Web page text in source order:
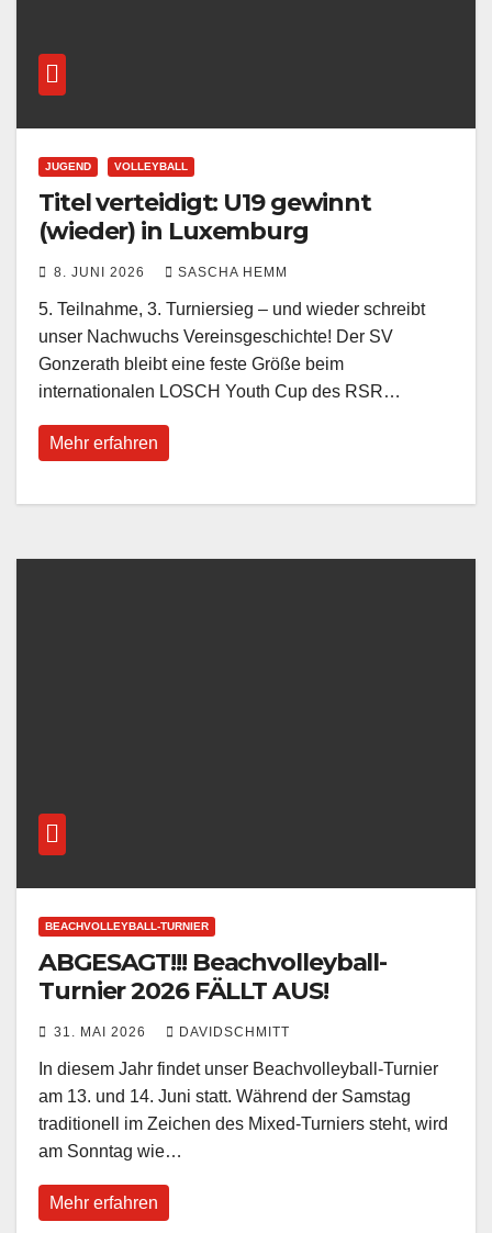
JUGEND VOLLEYBALL
Titel verteidigt: U19 gewinnt
(wieder) in Luxemburg
8. JUNI 2026 SASCHA HEMM
5. Teilnahme, 3. Turniersieg – und wieder schreibt
unser Nachwuchs Vereinsgeschichte! Der SV
Gonzerath bleibt eine feste Größe beim
internationalen LOSCH Youth Cup des RSR…
Mehr erfahren
BEACHVOLLEYBALL-TURNIER
ABGESAGT!!! Beachvolleyball-
Turnier 2026 FÄLLT AUS!
31. MAI 2026 DAVIDSCHMITT
In diesem Jahr findet unser Beachvolleyball-Turnier
am 13. und 14. Juni statt. Während der Samstag
traditionell im Zeichen des Mixed-Turniers steht, wird
am Sonntag wie…
Mehr erfahren